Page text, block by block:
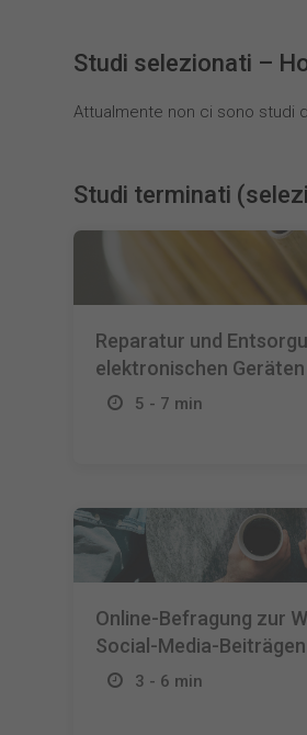
Studi selezionati –
Attualmente non ci sono studi
Studi terminati
Reparatur und
elektronischen Geräten
5 - 7 min
Online-Befragung zur
Social-Media-Beiträgen
3 - 6 min